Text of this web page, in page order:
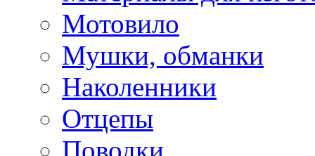
Мотовило
Мушки, обманки
Наколенники
Отцепы